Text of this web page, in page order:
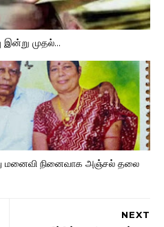
இன்று முதல்...
மனைவி நினைவாக அஞ்சல் தலை
NEXT